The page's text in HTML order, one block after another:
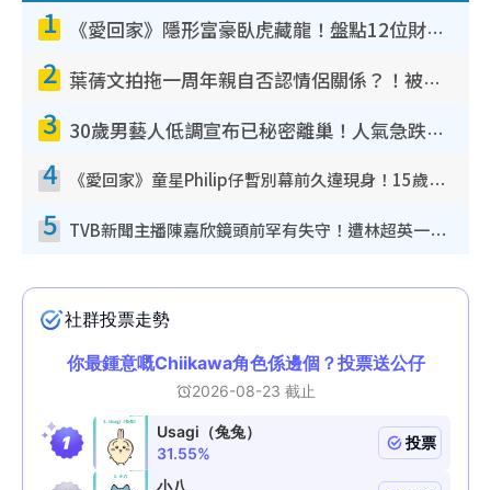
1 《愛回家》隱形富豪臥虎藏龍！盤點12位財氣逼人的有錢藝人：呢位靚女3億身家唔憂做
2 葉蒨文拍拖一周年親自否認情侶關係？！被質疑感情造假竟稱GM「普通同事」
3 30歲男藝人低調宣布已秘密離巢！人氣急跌變失蹤人口︰「這幾年過得並不容易」
4 《愛回家》童星Philip仔暫別幕前久違現身！15歲近況暴風長高蛻變帥氣少男
5 TVB新聞主播陳嘉欣鏡頭前罕有失守！遭林超英一句說話突襲嚇親當場大笑